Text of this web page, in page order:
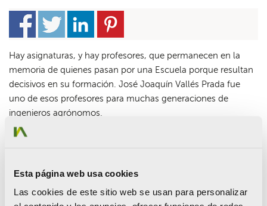
Esta página web usa cookies
Las cookies de este sitio web se usan para personalizar
Hay asignaturas, y hay profesores, que permanecen en la
memoria de quienes pasan por una Escuela porque resultan
decisivos en su formación. José Joaquín Vallés Prada fue
uno de esos profesores para muchas generaciones de
ingenieros agrónomos.
Doctor ingeniero agrónomo y catedrático de la Universitat
construcción. Desde sus primeras clases en 1971 hasta su
jubilación en 2007, formó parte de la vida académica de la